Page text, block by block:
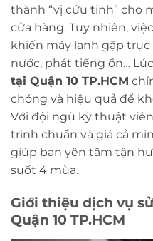
thành “vị cứu tinh” cho
cửa hàng. Tuy nhiên,
khiến máy lạnh gặp
nước, phát tiếng ồn…
tại Quận 10 TP.HCM
chóng và hiệu quả để
Với đội ngũ kỹ thuật
trình chuẩn và giá cả
giúp bạn yên tâm tận
suốt 4 mùa.
Giới thiệu dịch vụ
Quận 10 TP.HCM